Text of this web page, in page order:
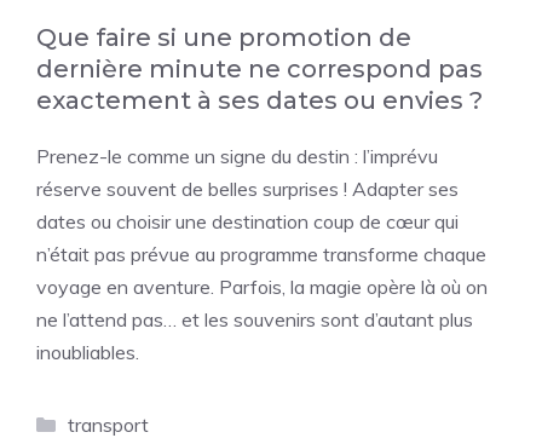
Que faire si une promotion de
dernière minute ne correspond pas
exactement à ses dates ou envies ?
Prenez-le comme un signe du destin : l’imprévu
réserve souvent de belles surprises ! Adapter ses
dates ou choisir une destination coup de cœur qui
n’était pas prévue au programme transforme chaque
voyage en aventure. Parfois, la magie opère là où on
ne l’attend pas… et les souvenirs sont d’autant plus
inoubliables.
Catégories
transport